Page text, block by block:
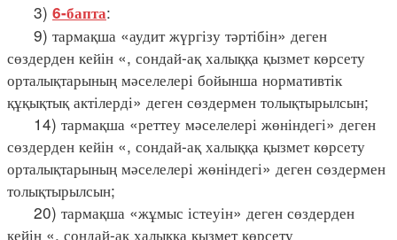
3) 6-бапта:
9) тармақша «аудит жүргізу тәртібін» деген
сөздерден кейін «, сондай-ақ халыққа қызмет көрсету
орталықтарының мәселелері бойынша нормативтік
құқықтық актілерді» деген сөздермен толықтырылсын;
14) тармақша «реттеу мәселелері жөніндегі» деген
сөздерден кейін «, сондай-ақ халыққа қызмет көрсету
орталықтарының мәселелері жөніндегі» деген сөздермен
толықтырылсын;
20) тармақша «жұмыс істеуін» деген сөздерден
кейін «, сондай-ақ халыққа қызмет көрсету